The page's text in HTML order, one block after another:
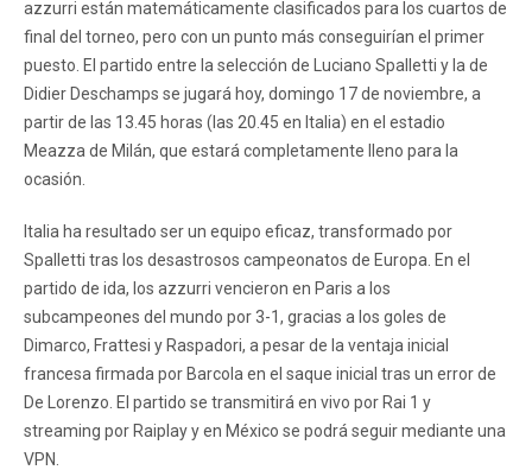
azzurri están matemáticamente clasificados para los cuartos de
final del torneo, pero con un punto más conseguirían el primer
puesto. El partido entre la selección de Luciano Spalletti y la de
Didier Deschamps se jugará hoy, domingo 17 de noviembre, a
partir de las 13.45 horas (las 20.45 en Italia) en el estadio
Meazza de Milán, que estará completamente lleno para la
ocasión.
Italia ha resultado ser un equipo eficaz, transformado por
Spalletti tras los desastrosos campeonatos de Europa. En el
partido de ida, los azzurri vencieron en Paris a los
subcampeones del mundo por 3-1, gracias a los goles de
Dimarco, Frattesi y Raspadori, a pesar de la ventaja inicial
francesa firmada por Barcola en el saque inicial tras un error de
De Lorenzo. El partido se transmitirá en vivo por Rai 1 y
streaming por Raiplay y en México se podrá seguir mediante una
VPN.